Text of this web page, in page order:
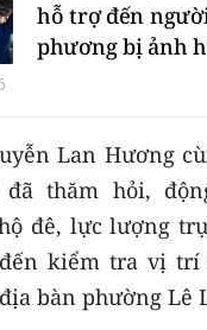
Trung Bộ và Tây
Cửu Long
Hà Nội
hỗ trợ đến
phương bị ảnh
Lan Hương
đã thăm hỏi,
đê, lực lượng
kiểm tra vị trí
bàn phường Lê